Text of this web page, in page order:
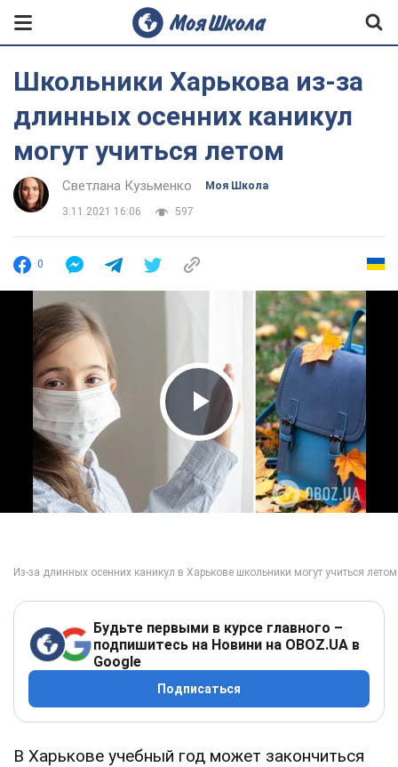
Школьники Харькова из-за
длинных осенних каникул
могут учиться летом
Светлана Кузьменко Моя Школа
3.11.2021 16:06 597
0
Play Video
Будьте первыми в курсе главного –
подпишитесь на Новини на OBOZ.UA в
Google
Подписаться
В Харькове учебный год может закончиться